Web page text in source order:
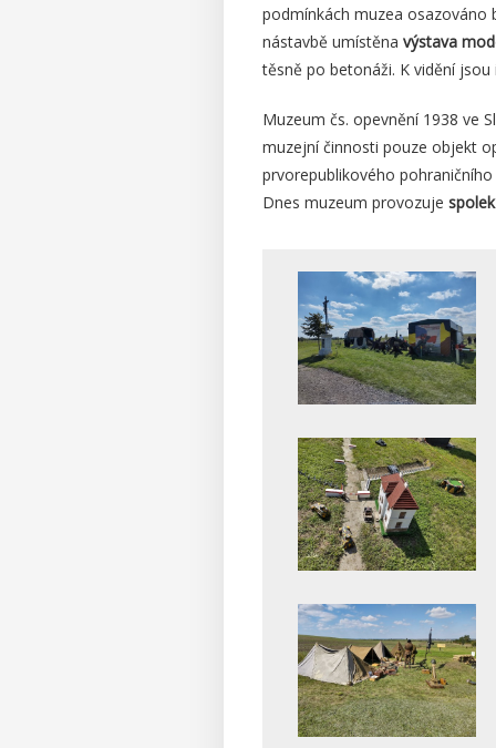
podmínkách muzea osazováno
nástavbě umístěna výstava
těsně po betonáži. K vidění
Muzeum čs. opevnění 1938 ve
muzejní činnosti pouze objekt
prvorepublikového
Dnes muzeum provozuje